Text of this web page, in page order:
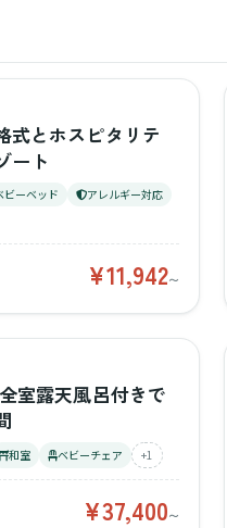
式とホスピタリテ
ート
ビーベッド
アレルギー対応
¥11,942〜
室露天風呂付きで
和室 ベビーチェア +1
¥37,400〜